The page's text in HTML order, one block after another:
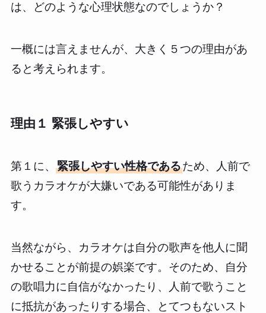
は、どのような心理状態なのでしょうか？
一概には言えませんが、大きく５つの理由があ
ると考えられます。
理由１ 緊張しやすい
第１に、 緊張しやすい性格であるため、人前で
歌うカラオケが大嫌いである可能性がありま
す。
当然ながら、カラオケは自分の歌声を他人に聞
かせることが前提の娯楽です。そのため、自分
の歌唱力に自信がなかったり、人前で歌うこと
に抵抗があったりする場合、とてつもないスト